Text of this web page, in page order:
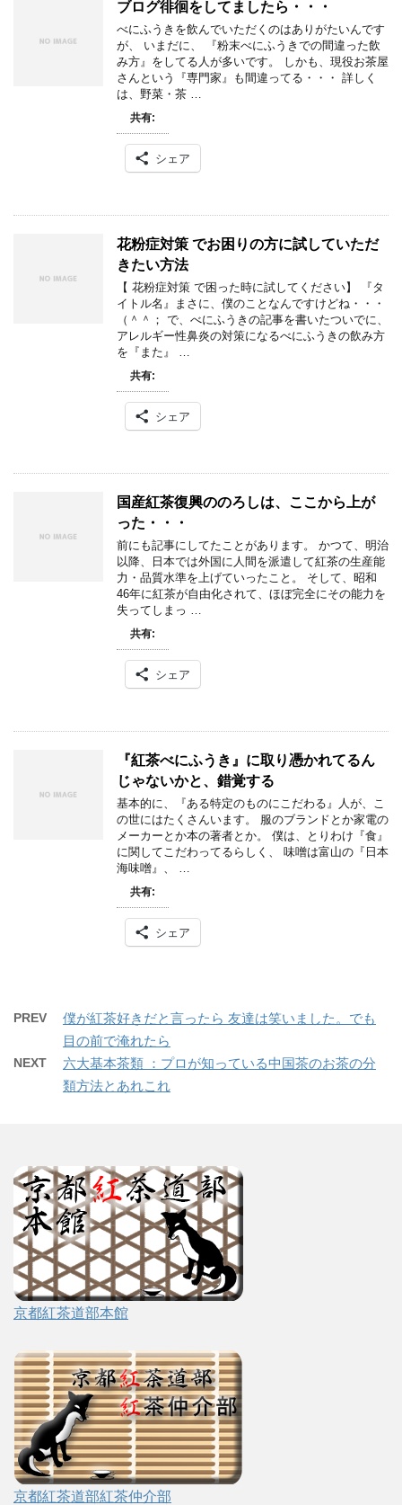
ブログ徘徊をしてましたら・・・
べにふうきを飲んでいただくのはありがたいんです
が、 いまだに、 『粉末べにふうきでの間違った飲
み方』をしてる人が多いです。 しかも、現役お茶屋
さんという『専門家』も間違ってる・・・ 詳しく
は、野菜・茶 …
共有:
シェア
花粉症対策 でお困りの方に試していただ
きたい方法
【 花粉症対策 で困った時に試してください】 『タ
イトル名』まさに、僕のことなんですけどね・・・
（＾＾； で、べにふうきの記事を書いたついでに、
アレルギー性鼻炎の対策になるべにふうきの飲み方
を『また』 …
共有:
シェア
国産紅茶復興ののろしは、ここから上が
った・・・
前にも記事にしてたことがあります。 かつて、明治
以降、日本では外国に人間を派遣して紅茶の生産能
力・品質水準を上げていったこと。 そして、昭和
46年に紅茶が自由化されて、ほぼ完全にその能力を
失ってしまっ …
共有:
シェア
『紅茶べにふうき』に取り憑かれてるん
じゃないかと、錯覚する
基本的に、『ある特定のものにこだわる』人が、こ
の世にはたくさんいます。 服のブランドとか家電の
メーカーとか本の著者とか。 僕は、とりわけ『食』
に関してこだわってるらしく、 味噌は富山の『日本
海味噌』、 …
共有:
シェア
PREV
僕が紅茶好きだと言ったら 友達は笑いました。でも
目の前で淹れたら
NEXT
六大基本茶類 ：プロが知っている中国茶のお茶の分
類方法とあれこれ
京都紅茶道部本館
京都紅茶道部紅茶仲介部